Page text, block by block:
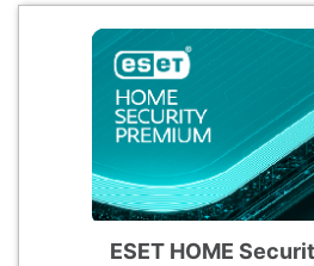
ESET HOME